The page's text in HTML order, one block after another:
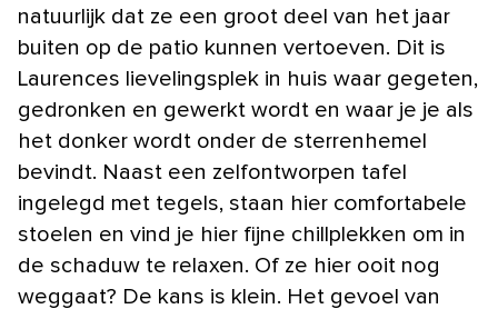
natuurlijk dat ze een groot deel van het jaar
buiten op de patio kunnen vertoeven. Dit is
Laurences lievelingsplek in huis waar gegeten,
gedronken en gewerkt wordt en waar je je als
het donker wordt onder de sterrenhemel
bevindt. Naast een zelfontworpen tafel
ingelegd met tegels, staan hier comfortabele
stoelen en vind je hier fijne chillplekken om in
de schaduw te relaxen. Of ze hier ooit nog
weggaat? De kans is klein. Het gevoel van